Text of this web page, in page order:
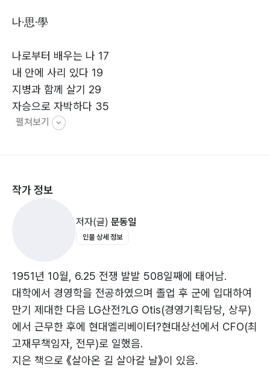
나·思·學
나로부터 배우는 나 17
내 안에 사리 있다 19
지병과 함께 살기 29
자승으로 자박하다 35
저작권 침해… 청구서를 받다 41
대결과 승부 68
꿈속으로 들어가 보자 87
경계를 넘나드는 장자의 〈호접몽〉 90
김만중의 속세로 내려온 꿈 94
최인훈의 경계가 모호한 꿈과 현실 98
꿈을 그린 안견의 〈몽유도원도〉 103
펼쳐보기
작가 정보
저자(글) 문동일
인물 상세 정보
1951년 10월, 6.25 전쟁 발발 508일째에 태어남.
대학에서 경영학을 전공하였으며 졸업 후 군에 입대하여
만기 제대한 다음 LG산전?LG Otis(경영기획담당, 상무)
에서 근무한 후에 현대엘리베이터?현대상선에서 CFO(최
고재무책임자, 전무)로 일했음.
지은 책으로 《살아온 길 살아갈 날》이 있음.